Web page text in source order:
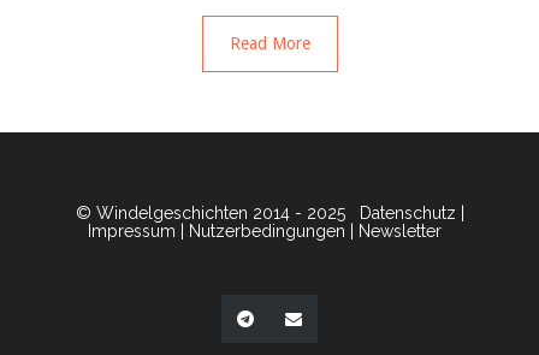
Read More
© Windelgeschichten 2014 - 2025 Datenschutz
Impressum
Nutzerbedingungen Newsletter